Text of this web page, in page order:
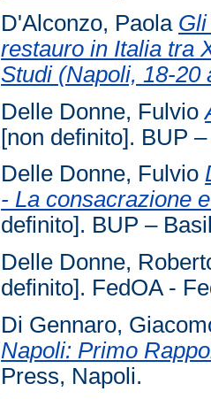
D'Alconzo, Paola
restauro in Italia tra
Studi (Napoli, 18-20
Delle Donne, Fulvio
[non definito]. BUP
Delle Donne, Fulvio
- La consacrazione
definito]. BUP –
Delle Donne,
definito]. FedOA -
Di Gennaro,
Napoli: Primo
Press, Napoli.